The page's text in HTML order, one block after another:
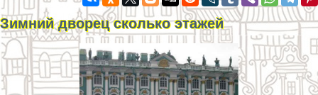
Зимний дворец сколько этажей